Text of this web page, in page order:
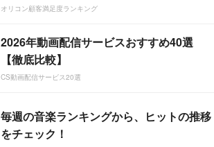
オリコン顧客満足度ランキング
2026年動画配信サービスおすすめ40選
【徹底比較】
CS動画配信サービス20選
毎週の音楽ランキングから、ヒットの推移
をチェック！